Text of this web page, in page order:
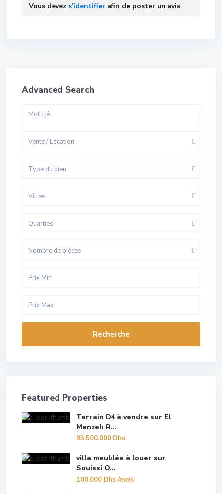
Vous devez s'identifier afin de poster un avis
Advanced Search
Vente / Location
Type du bien
Villes
Quarties
Nombre de pièces
Recherche
Featured Properties
Terrain D4 à vendre sur El
Menzeh R...
93.500.000 Dhs
villa meublée à louer sur
Souissi O...
100.000 Dhs/mois